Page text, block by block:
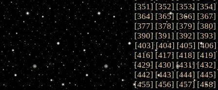
[351] [352] [353] [354]
[364] [365] [366] [367]
[377] [378] [379] [380]
[390] [391] [392] [393]
[403] [404] [405] [406]
[416] [417] [418] [419]
[429] [430] [431] [432]
[442] [443] [444] [445]
[455] [456] [457] [458]